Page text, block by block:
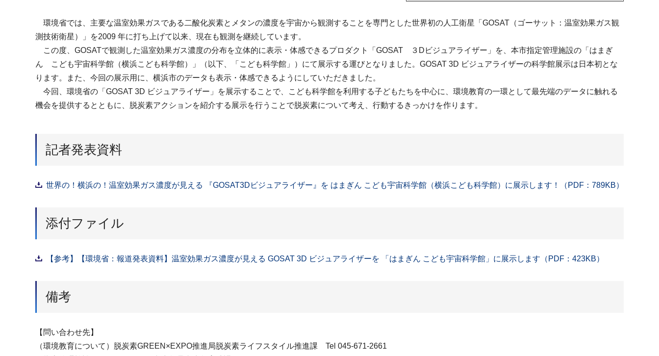
環境省では、主要な温室効果ガスである二酸化炭素とメタンの濃度を宇宙から観測することを専門とした世界初の人工衛星「GOSAT（ゴーサット：温室効果ガス観
測技術衛星）」を2009 年に打ち上げて以来、現在も観測を継続しています。
この度、GOSATで観測した温室効果ガス濃度の分布を立体的に表示・体感できるプロダクト「GOSAT ３Dビジュアライザー」を、本市指定管理施設の「はまぎ
ん こども宇宙科学館（横浜こども科学館）」（以下、「こども科学館」）にて展示する運びとなりました。GOSAT 3D ビジュアライザーの科学館展示は日本初とな
ります。また、今回の展示用に、横浜市のデータも表示・体感できるようにしていただきました。
今回、環境省の「GOSAT 3D ビジュアライザー」を展示することで、こども科学館を利用する子どもたちを中心に、環境教育の一環として最先端のデータに触れる
機会を提供するとともに、脱炭素アクションを紹介する展示を行うことで脱炭素について考え、行動するきっかけを作ります。
記者発表資料
世界の！横浜の！温室効果ガス濃度が見える 『GOSAT3Dビジュアライザー』を はまぎん こども宇宙科学館（横浜こども科学館）に展示します！（PDF：789KB）
添付ファイル
【参考】【環境省：報道発表資料】温室効果ガス濃度が見える GOSAT 3D ビジュアライザーを 「はまぎん こども宇宙科学館」に展示します（PDF：423KB）
備考
【問い合わせ先】
（環境教育について）脱炭素GREEN×EXPO推進局脱炭素ライフスタイル推進課 Tel 045-671-2661